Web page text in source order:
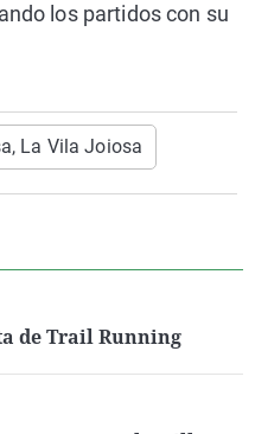
los partidos con su
La Vila Joiosa
de Trail Running